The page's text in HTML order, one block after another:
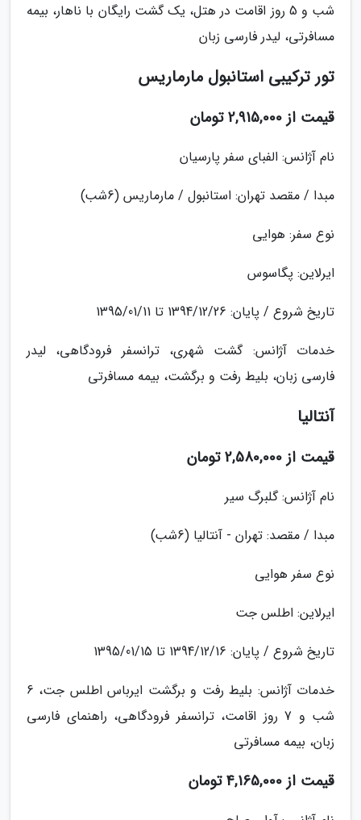
شب و 5 روز اقامت در هتل، یک گشت رایگان با ناهار، بیمه
مسافرتی، لیدر فارسی زبان
تور ترکیبی استانبول مارماریس
قیمت از 2,915,000 تومان
نام آژانس: الفبای سفر پارسیان
مبدا / مقصد تهران: استانبول / مارماریس (6شب)
نوع سفر: هوایی
ایرلاین: پگاسوس
تاریخ شروع / پایان: 1394/12/26 تا 1395/01/11
خدمات آژانس: گشت شهری، ترانسفر فرودگاهی، لیدر
فارسی زبان، بلیط رفت و برگشت، بیمه مسافرتی
آنتالیا
قیمت از 2,580,000 تومان
نام آژانس: گلبرگ سیر
مبدا / مقصد: تهران - آنتالیا (6شب)
نوع سفر هوایی
ایرلاین: اطلس جت
تاریخ شروع / پایان: 1394/12/16 تا 1395/01/15
خدمات آژانس: بلیط رفت و برگشت ایرباس اطلس جت، 6
شب و 7 روز اقامت، ترانسفر فرودگاهی، راهنمای فارسی
زبان، بیمه مسافرتی
قیمت از 4,165,000 تومان